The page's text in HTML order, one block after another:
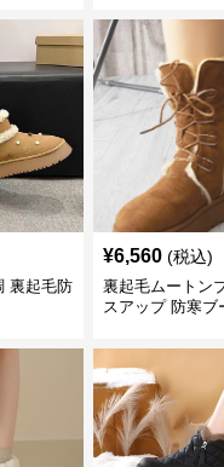
裏起毛防
¥6,560 (税込)
裏起毛ムートン
スアップ 防寒ブ